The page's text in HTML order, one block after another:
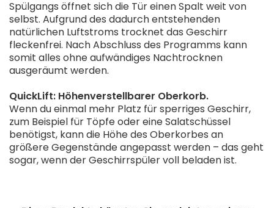
Spülgangs öffnet sich die Tür einen Spalt weit von
selbst. Aufgrund des dadurch entstehenden
natürlichen Luftstroms trocknet das Geschirr
fleckenfrei. Nach Abschluss des Programms kann
somit alles ohne aufwändiges Nachtrocknen
ausgeräumt werden.
QuickLift: Höhenverstellbarer Oberkorb.
Wenn du einmal mehr Platz für sperriges Geschirr,
zum Beispiel für Töpfe oder eine Salatschüssel
benötigst, kann die Höhe des Oberkorbes an
größere Gegenstände angepasst werden – das geht
sogar, wenn der Geschirrspüler voll beladen ist.